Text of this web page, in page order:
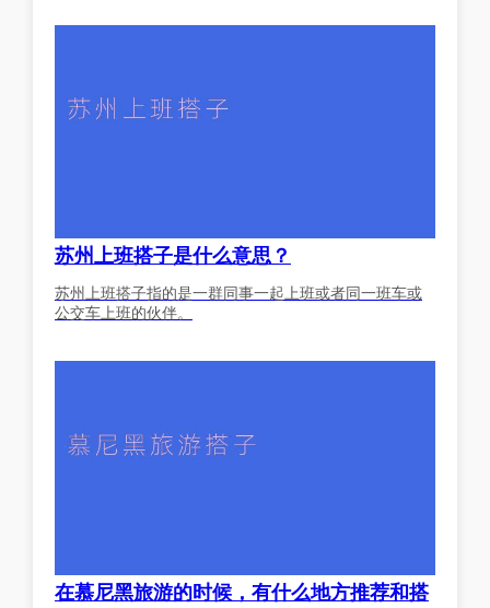
苏州上班搭子是什么意思？
苏州上班搭子指的是一群同事一起上班或者同一班车或
公交车上班的伙伴。
在慕尼黑旅游的时候，有什么地方推荐和搭